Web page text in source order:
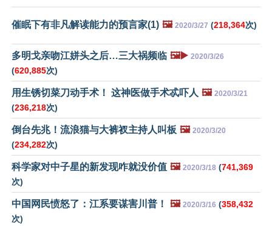
催眠下有非凡解读能力的预言家(1) 🖼️ 2020/3/27 (218,364次)
多明戈亲吻江姘头之后…三大祸频临 🖼️▶️ 2020/3/26
(620,885次)
用生锈切菜刀动手术！ 这神医做手术忒吓人 🖼️ 2020/3/21
(236,218次)
倒台先兆！流浪猫与大裤衩主持人叫板 🖼️ 2020/3/20
(234,282次)
科学家对中子星的新发现咋就没价值 🖼️ 2020/3/18 (741,369
次)
中国网民愤怒了：江系要谋害川普！ 🖼️ 2020/3/16 (358,432
次)